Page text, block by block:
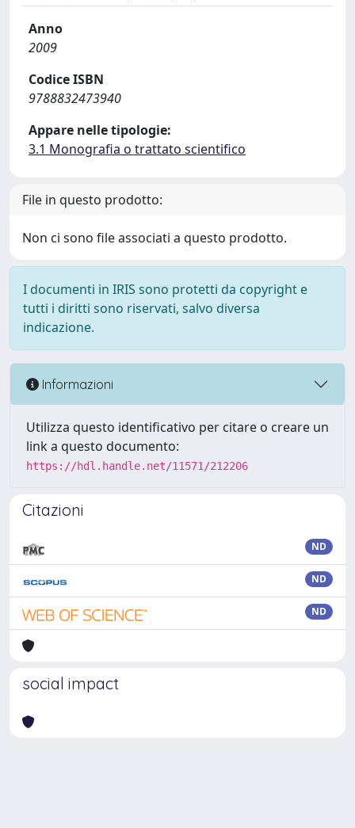
Anno
2009
Codice ISBN
9788832473940
Appare nelle tipologie:
3.1 Monografia o trattato scientifico
File in questo prodotto:
Non ci sono file associati a questo prodotto.
I documenti in IRIS sono protetti da copyright e
tutti i diritti sono riservati, salvo diversa
indicazione.
Informazioni
Utilizza questo identificativo per citare o creare un
link a questo documento:
https://hdl.handle.net/11571/212206
Citazioni
ND
ND
ND
social impact